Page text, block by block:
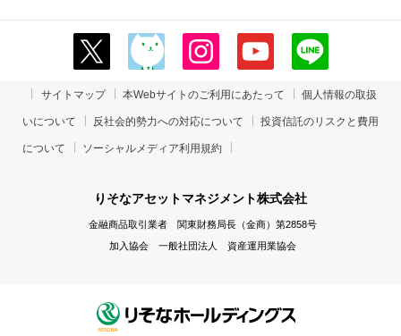
サイトマップ 本Webサイトのご利用にあたって 個人情報の取扱
いについて 反社会的勢力への対応について 投資信託のリスクと費用
について ソーシャルメディア利用規約
りそなアセットマネジメント株式会社
金融商品取引業者 関東財務局長（金商）第2858号
加入協会 一般社団法人 資産運用業協会